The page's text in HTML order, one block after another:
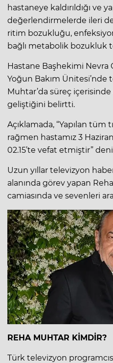
hastaneye kaldırıldığı ve
değerlendirmelerde ileri
ritim bozukluğu,
bağlı metabolik bozukluk
Hastane Başhekimi Nevra
Yoğun Bakım Ünitesi’nde
Muhtar’da süreç
geliştiğini belirtti.
Açıklamada, “Yapılan tüm
rağmen hastamız 3
02.15’te vefat etmiştir”
Uzun yıllar televizyon
alanında görev yapan
camiasında ve sevenleri
REHA MUHTAR KİMDİR?
Türk televizyon